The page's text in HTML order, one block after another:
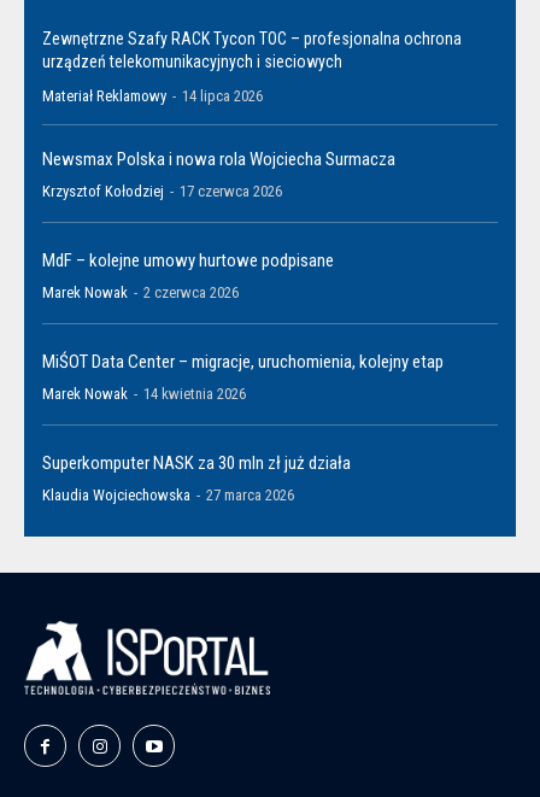
Zewnętrzne Szafy RACK Tycon TOC – profesjonalna ochrona
urządzeń telekomunikacyjnych i sieciowych
Materiał Reklamowy - 14 lipca 2026
Newsmax Polska i nowa rola Wojciecha Surmacza
Krzysztof Kołodziej - 17 czerwca 2026
MdF – kolejne umowy hurtowe podpisane
Marek Nowak - 2 czerwca 2026
MiŚOT Data Center – migracje, uruchomienia, kolejny etap
Marek Nowak - 14 kwietnia 2026
Superkomputer NASK za 30 mln zł już działa
Klaudia Wojciechowska - 27 marca 2026